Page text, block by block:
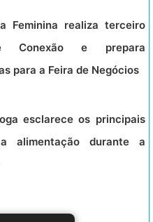
Feminina realiza terceiro
Conexão e prepara
para a Feira de Negócios
esclarece os principais
alimentação durante a